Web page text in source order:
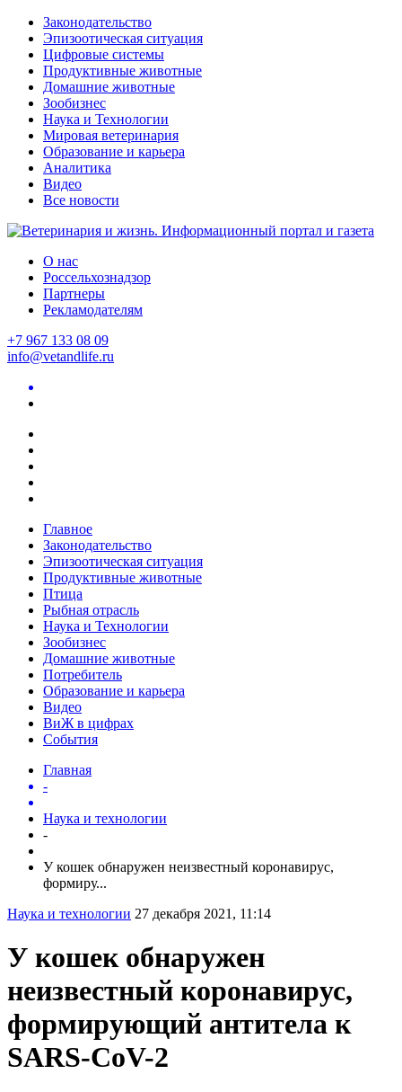
Законодательство
Эпизоотическая ситуация
Цифровые системы
Продуктивные животные
Домашние животные
Зообизнес
Наука и Технологии
Мировая ветеринария
Образование и карьера
Аналитика
Видео
Все новости
О нас
Россельхознадзор
Партнеры
Рекламодателям
+7 967 133 08 09
info@vetandlife.ru
Главное
Законодательство
Эпизоотическая ситуация
Продуктивные животные
Птица
Рыбная отрасль
Наука и Технологии
Зообизнес
Домашние животные
Потребитель
Образование и карьера
Видео
ВиЖ в цифрах
События
Главная
-
Наука и технологии
-
У кошек обнаружен неизвестный коронавирус,
формиру...
Наука и технологии 27 декабря 2021, 11:14
У кошек обнаружен
неизвестный коронавирус,
формирующий антитела к
SARS-CoV-2